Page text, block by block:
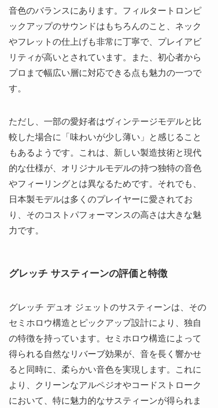
音色のバランスにあります。フィルタートロンピ
ックアップのサウンドはもちろんのこと、ネック
やフレットの仕上げも非常に丁寧で、プレイアビ
リティが高いとされています。また、初心者から
プロまで幅広い層に対応できる点も魅力の一つで
す。
ただし、一部の愛好者はヴィンテージモデルと比
較した場合に「味わいが少し薄い」と感じること
もあるようです。これは、新しい製造技術と現代
的な仕様が、オリジナルモデルの持つ独特の音色
やフィーリングとは異なるためです。それでも、
日本製モデルは多くのプレイヤーに愛されてお
り、そのコストパフォーマンスの高さは大きな魅
力です。
グレッチ サスティーンの評価と特徴
グレッチ デュオ ジェットのサスティーンは、その
セミホロウ構造とピックアップ設計により、独自
の特徴を持っています。セミホロウ構造によって
得られる自然なリバーブ効果が、音を長く響かせ
ると同時に、柔らかい音色を実現します。これに
より、クリーンなアルペジオやコードストローク
において、特に魅力的なサスティーンが得られま